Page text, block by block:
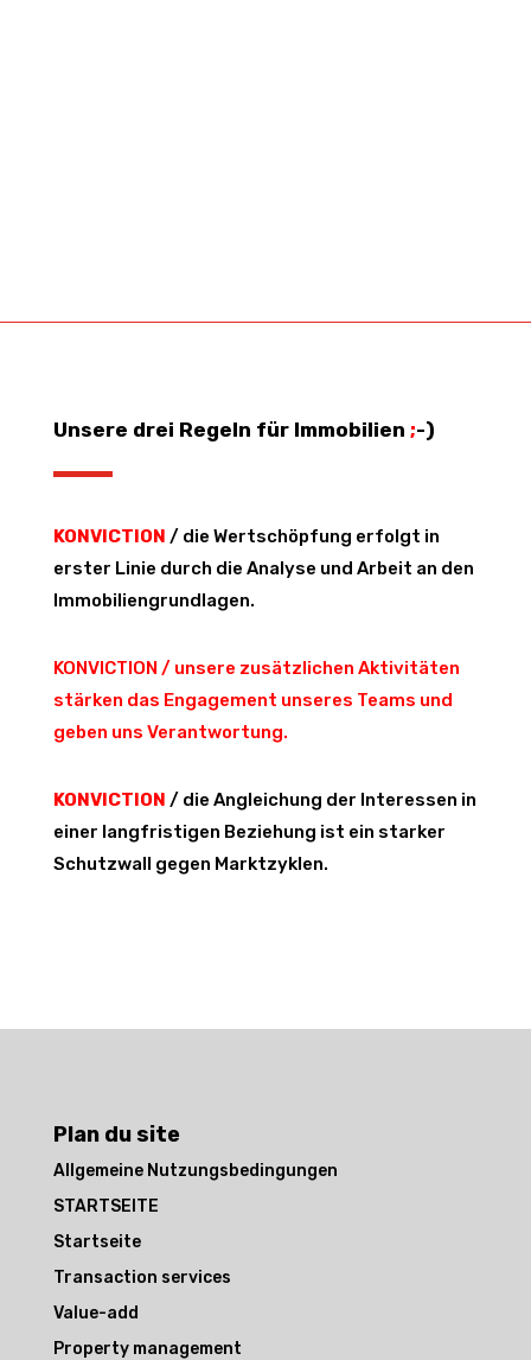
Unsere drei Regeln für Immobilien ;-)
KONVICTION / die Wertschöpfung erfolgt in
erster Linie durch die Analyse und Arbeit an den
Immobiliengrundlagen.
KONVICTION / unsere zusätzlichen Aktivitäten
stärken das Engagement unseres Teams und
geben uns Verantwortung.
KONVICTION / die Angleichung der Interessen in
einer langfristigen Beziehung ist ein starker
Schutzwall gegen Marktzyklen.
Plan du site
Allgemeine Nutzungsbedingungen
STARTSEITE
Startseite
Transaction services
Value-add
Property management